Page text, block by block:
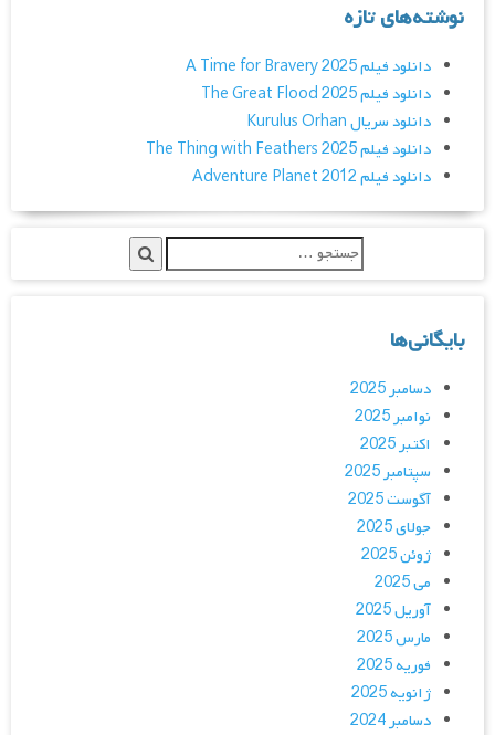
نوشته‌های تازه
دانلود فیلم A Time for Bravery 2025
دانلود فیلم The Great Flood 2025
دانلود سریال Kurulus Orhan
دانلود فیلم The Thing with Feathers 2025
دانلود فیلم Adventure Planet 2012
بایگانی‌ها
دسامبر 2025
نوامبر 2025
اکتبر 2025
سپتامبر 2025
آگوست 2025
جولای 2025
ژوئن 2025
می 2025
آوریل 2025
مارس 2025
فوریه 2025
ژانویه 2025
دسامبر 2024